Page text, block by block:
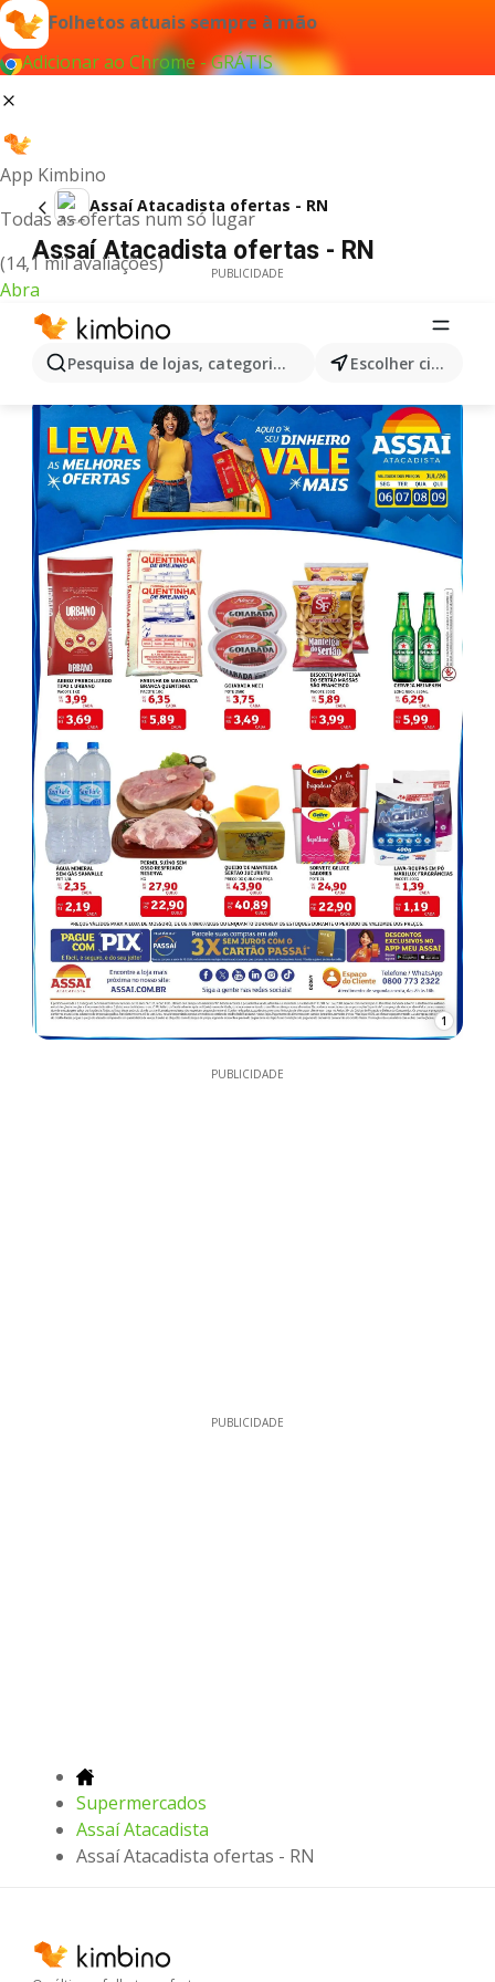
Folhetos atuais sempre à mão
Adicionar ao Chrome - GRÁTIS
App Kimbino
Todas as ofertas num só lugar
(14,1 mil avaliações)
Abra
Pesquisa de lojas, categorias,produtos... Escolher cidade
Assaí Atacadista ofertas - RN
Assaí Atacadista ofertas - RN
PUBLICIDADE
1
PUBLICIDADE
PUBLICIDADE
Supermercados
Assaí Atacadista
Assaí Atacadista ofertas - RN